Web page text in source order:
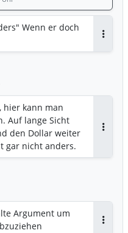
Wenn er doch
hier kann man
Auf lange Sicht
den Dollar weiter
gar nicht anders.
Argument um